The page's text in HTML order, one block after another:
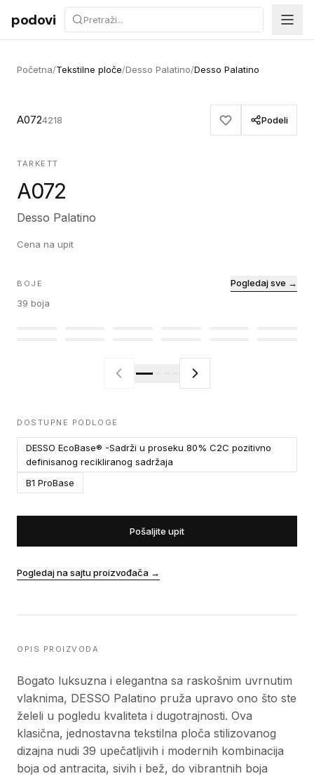
Preskoči na sadržaj
podovi
Početna/Tekstilne ploče/Desso Palatino/Desso Palatino
A0724218 Podeli
TARKETT
A072
Desso Palatino
Cena na upit
BOJE
39 boja
Pogledaj sve →
DOSTUPNE PODLOGE
DESSO EcoBase® -Sadrži u proseku 80% C2C pozitivno
definisanog recikliranog sadržaja
B1 ProBase
Pošaljite upit
Pogledaj na sajtu proizvođača →
OPIS PROIZVODA
Bogato luksuzna i elegantna sa raskošnim uvrnutim
vlaknima, DESSO Palatino pruža upravo ono što ste
želeli u pogledu kvaliteta i dugotrajnosti. Ova
klasična, jednostavna tekstilna ploča stilizovanog
dizajna nudi 39 upečatljivih i modernih kombinacija
boja od antracita, sivih i bež, do vibrantnih boja